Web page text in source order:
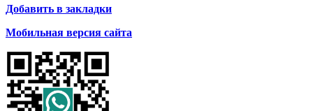
Добавить в закладки
Мобильная версия сайта